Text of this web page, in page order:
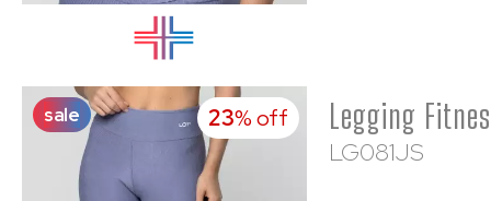
sale 23% off
LG081JS